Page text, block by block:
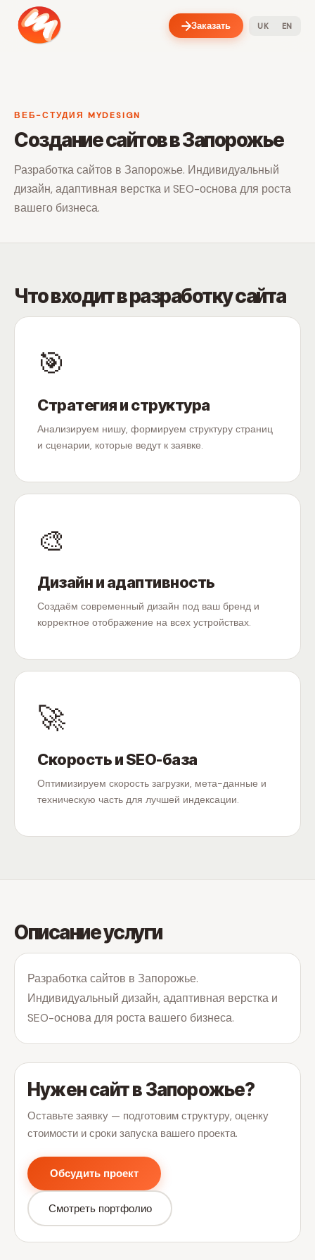
Заказать UK EN
ВЕБ-СТУДИЯ MYDESIGN
Создание сайтов в Запорожье
Разработка сайтов в Запорожье. Индивидуальный
дизайн, адаптивная верстка и SEO-основа для роста
вашего бизнеса.
Что входит в разработку сайта
🎯
Стратегия и структура
Анализируем нишу, формируем структуру страниц
и сценарии, которые ведут к заявке.
🎨
Дизайн и адаптивность
Создаём современный дизайн под ваш бренд и
корректное отображение на всех устройствах.
🚀
Скорость и SEO-база
Оптимизируем скорость загрузки, мета-данные и
техническую часть для лучшей индексации.
Описание услуги
Разработка сайтов в Запорожье.
Индивидуальный дизайн, адаптивная верстка и
SEO-основа для роста вашего бизнеса.
Нужен сайт в Запорожье?
Оставьте заявку — подготовим структуру, оценку
стоимости и сроки запуска вашего проекта.
Обсудить проект
Смотреть портфолио